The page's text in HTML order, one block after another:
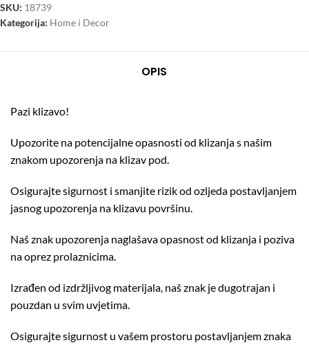
SKU: 18739
Kategorija: Home i Decor
OPIS
Pazi klizavo!
Upozorite na potencijalne opasnosti od klizanja s našim
znakom upozorenja na klizav pod.
Osigurajte sigurnost i smanjite rizik od ozljeda postavljanjem
jasnog upozorenja na klizavu površinu.
Naš znak upozorenja naglašava opasnost od klizanja i poziva
na oprez prolaznicima.
Izrađen od izdržljivog materijala, naš znak je dugotrajan i
pouzdan u svim uvjetima.
Osigurajte sigurnost u vašem prostoru postavljanjem znaka